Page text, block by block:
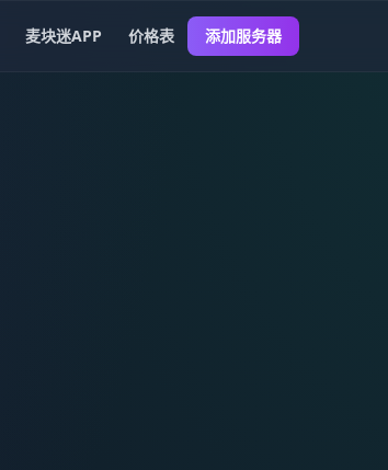
麦块迷APP 价格表 添加服务器